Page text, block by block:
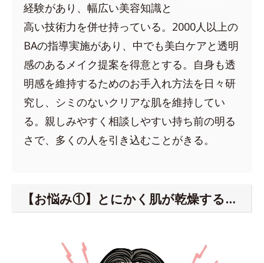
経験があり、幅広い美容知識と
高い技術力を併せ持っている。2000人以上の
BAの指導実施があり、中でも美白ケアと透明
感のあるメイク提案を得意とする。自身も透
明感を維持するためのお手入れ方法を日々研
究し、シミのないクリアな肌を維持してい
る。親しみやすく相談しやすい持ち前の明る
さで、多くの人を引き込むことがきる。
【お悩み①】とにかく肌が乾燥する…